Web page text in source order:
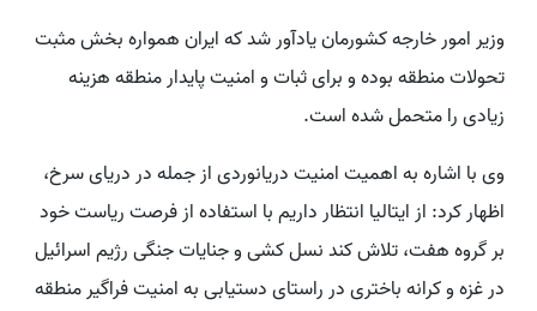
وزیر امور خارجه کشورمان یادآور شد که ایران همواره بخش مثبت
تحولات منطقه بوده و برای ثبات و امنیت پایدار منطقه هزینه
زیادی را متحمل شده است.
وی با اشاره به اهمیت امنیت دریانوردی از جمله در دریای سرخ،
اظهار کرد: از ایتالیا انتظار داریم با استفاده از فرصت ریاست خود
بر گروه هفت، تلاش کند نسل کشی و جنایات جنگی رژیم اسرائیل
در غزه و کرانه باختری در راستای دستیابی به امنیت فراگیر منطقه